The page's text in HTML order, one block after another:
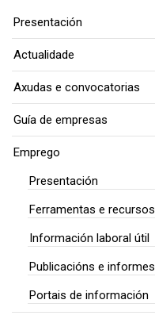
Presentación
Actualidade
Axudas e convocatorias
Guía de empresas
Emprego
Presentación
Ferramentas e recursos
Información laboral útil
Publicacións e informes
Portais de información